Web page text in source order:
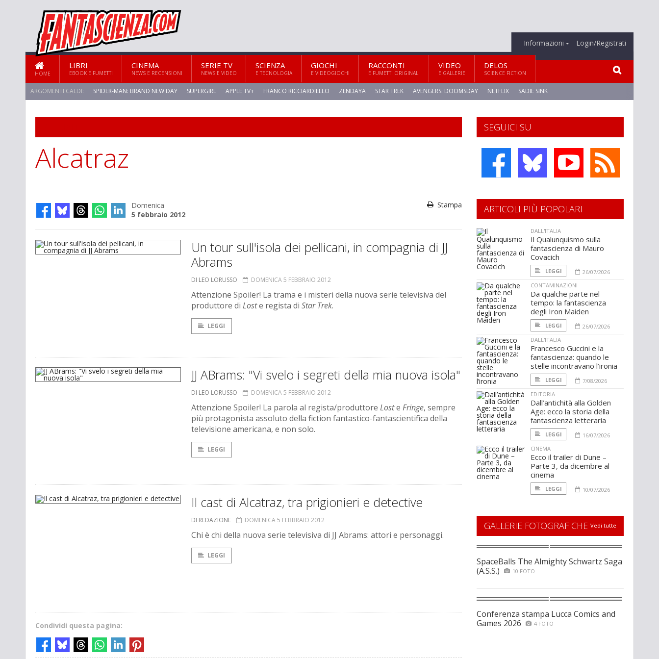
Informazioni Login/Registrati
HOME
LIBRI
EBOOK E FUMETTI
CINEMA
NEWS E RECENSIONI
SERIE TV
NEWS E VIDEO
SCIENZA
E TECNOLOGIA
GIOCHI
E VIDEOGIOCHI
RACCONTI
E FUMETTI ORIGINALI
VIDEO
E GALLERIE
DELOS
SCIENCE FICTION
ARGOMENTI CALDI: SPIDER-MAN: BRAND NEW DAY SUPERGIRL APPLE TV+ FRANCO RICCIARDIELLO ZENDAYA STAR TREK AVENGERS: DOOMSDAY NETFLIX SADIE SINK
Alcatraz
Domenica
5 febbraio 2012
Stampa
Un tour sull'isola dei pellicani, in compagnia di JJ
Abrams
DI LEO LORUSSO DOMENICA 5 FEBBRAIO 2012
Attenzione Spoiler! La trama e i misteri della nuova serie televisiva del
produttore di Loste regista di Star Trek.
LEGGI
JJ ABrams: "Vi svelo i segreti della mia nuova isola"
DI LEO LORUSSO DOMENICA 5 FEBBRAIO 2012
Attenzione Spoiler! La parola al regista/produttore Loste Fringe, sempre
più protagonista assoluto della fiction fantastico-fantascientifica della
televisione americana, e non solo.
LEGGI
Il cast di Alcatraz, tra prigionieri e detective
DI REDAZIONE DOMENICA 5 FEBBRAIO 2012
Chi è chi della nuova serie televisiva di JJ Abrams: attori e personaggi.
LEGGI
Condividi questa pagina:
SEGUICI SU
ARTICOLI PIÙ POPOLARI
DALL'ITALIA
Il Qualunquismo sulla
fantascienza di Mauro
Covacich
LEGGI
26/07/2026
CONTAMINAZIONI
Da qualche parte nel
tempo: la fantascienza
degli Iron Maiden
LEGGI
26/07/2026
DALL'ITALIA
Francesco Guccini e la
fantascienza: quando le
stelle incontravano l’ironia
LEGGI
7/08/2026
EDITORIA
Dall’antichità alla Golden
Age: ecco la storia della
fantascienza letteraria
LEGGI
16/07/2026
CINEMA
Ecco il trailer di Dune –
Parte 3, da dicembre al
cinema
LEGGI 10/07/2026
GALLERIE FOTOGRAFICHE Vedi tutte
SpaceBalls The Almighty Schwartz Saga
(A.S.S.)
10 FOTO
Conferenza stampa Lucca Comics and
Games 2026
4 FOTO